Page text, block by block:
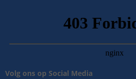
Volg ons op Social Media